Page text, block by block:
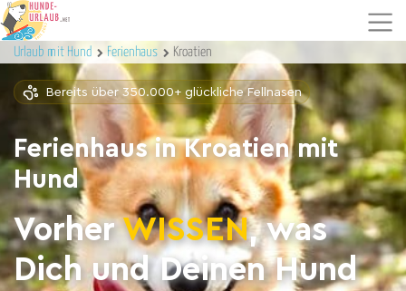
Urlaub mit Hund Ferienhaus Kroatien
Bereits über 350.000+ glückliche Fellnasen
Ferienhaus in Kroatien mit
Hund
VorherWISSEN, was
Dich und Deinen Hund